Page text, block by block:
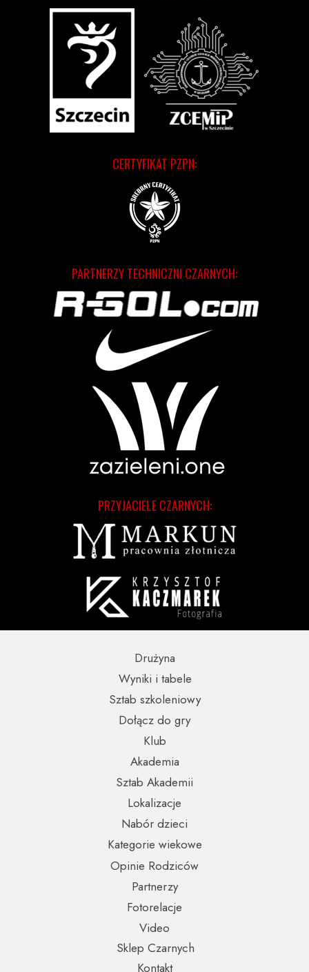
CERTYFIKAT PZPN:
PRZYJACIELE CZARNYCH:
PARTNERZY TECHNICZNI CZARNYCH:
Partnerzy
Opinie Rodziców
Nabór dzieci
Wyniki i tabele
Sklep Czarnych
Video
Fotorelacje
Kontakt
Kategorie wiekowe
Lokalizacje
Sztab szkoleniowy
Sztab Akademii
Dołącz do gry
Drużyna
Akademia
Klub